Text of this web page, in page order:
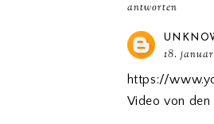
antworten
18. januar
https://
Video von den